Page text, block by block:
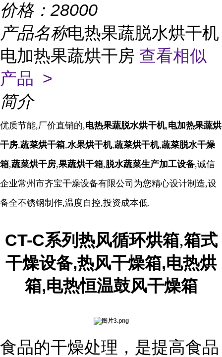
价格： 28000
产品名称电热果蔬脱水烘干机
电加热果蔬烘干房 查看相似
产品 >
简介
优质节能,厂价直销的,电热果蔬脱水烘干机,电加热果蔬烘
干房,蔬菜烘干箱,水果烘干机,蔬菜烘干机,蔬菜脱水干燥
箱,蔬菜烘干房,果蔬烘干箱,脱水蔬菜生产加工设备,诚信
企业常州市齐宝干燥设备有限公司为您精心设计制造,设
备全不锈钢制作,温度自控,投资成本低.
CT-C系列热风循环烘箱,箱式
干燥设备,热风干燥箱,电热烘
箱,电热恒温鼓风干燥箱
食品的干燥处理，是提高食品